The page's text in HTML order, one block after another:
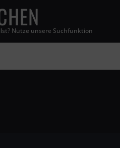
Nutze unsere Suchfunktion